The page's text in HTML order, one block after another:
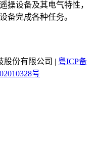
操设备及其电气特性，
备完成各种任务。
股份有限公司 | 粤ICP备
号